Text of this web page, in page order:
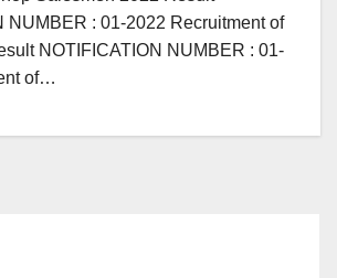
NUMBER : 01-2022 Recruitment of
NOTIFICATION NUMBER : 01-
of…